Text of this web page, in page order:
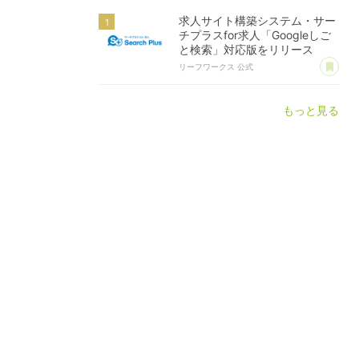
求人サイト構築システム・サー
チプラスfor求人「Googleしご
と検索」対応版をリリース
リーフワークス 公式 あ
もっと見る